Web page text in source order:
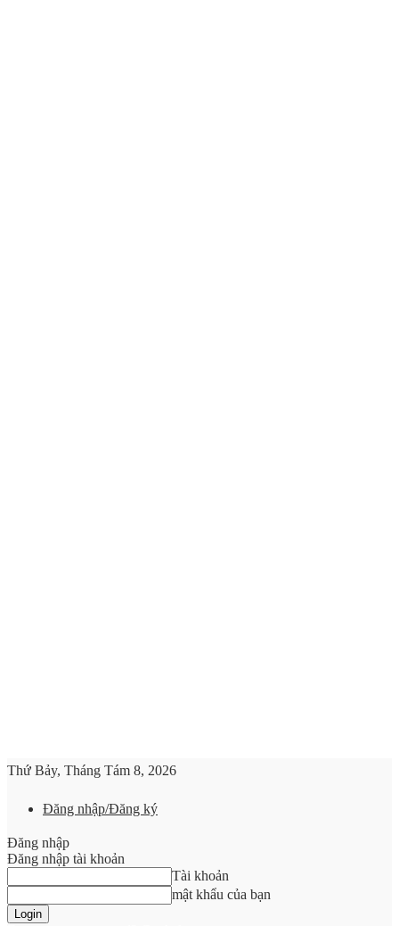
Thứ Bảy, Tháng Tám 8, 2026
Đăng nhập/Đăng ký
Đăng nhập
Đăng nhập tài khoản
Tài khoản
mật khẩu của bạn